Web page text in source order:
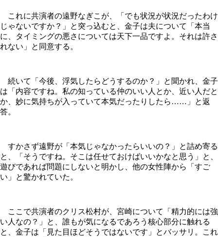
これに共演者の遠野なぎこが、「でも状況が状況だったわけ
じゃないですか？」と突っ込むと、金子は夫について「本当
に、タイミングの悪さについては天下一品ですよ。それは許さ
れない」と同意する。
続いて「今後、浮気したらどうするのか？」と聞かれ、金子
は「内容ですね。私の知っている仲のいい人とか、近い人だと
か、妙に気持ちが入っていて本気だったりしたら……」と返
答。
すかさず遠野が「本気じゃなかったらいいの？」と詰め寄る
と、「そうですね。そこは任せておけばいいかなと思う」と、
遊びであれば問題にしないと明かし、他の女性陣から「すご
い」と驚かれていた。
ここで共演者のクリス松村が、宮崎について「精力的には強
い人なの？」と、誰もが気になるであろう核心部分に触れる
と、金子は「見た目ほどそうではないです」とバッサリ。これ